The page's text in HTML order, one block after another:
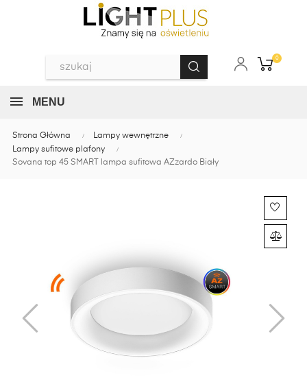
0
MENU
Strona Główna
Lampy wewnętrzne
Lampy sufitowe plafony
Sovana top 45 SMART lampa sufitowa AZzardo Biały